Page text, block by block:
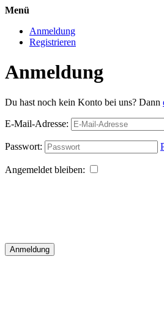
Menü
Anmeldung
Registrieren
Anmeldung
Du hast noch kein Konto bei uns? Dann
E-Mail-Adresse:
Passwort:
Angemeldet bleiben:
Anmeldung